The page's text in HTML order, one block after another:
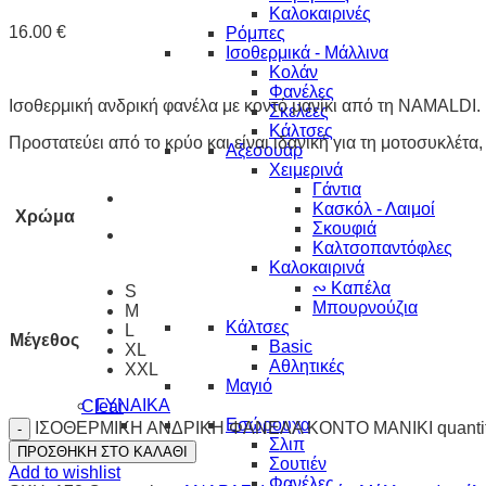
Καλοκαιρινές
Ρόμπες
Ισοθερμικά - Μάλλινα
Κολάν
Φανέλες
Σκελέες
Κάλτσες
Αξεσουάρ
Χειμερινά
Γάντια
Κασκόλ - Λαιμοί
Σκουφιά
Καλτσοπαντόφλες
Καλοκαιρινά
∾ Καπέλα
Μπουρνούζια
Κάλτσες
Basic
Αθλητικές
Μαγιό
ΓΥΝΑΙΚΑ
Εσώρουχα
Σλιπ
Σουτιέν
16.00 €
Ισοθερμική ανδρική φανέλα με κοντό μανίκι από τη NAMALDI.
Προστατεύει από το κρύο και είναι ιδανική για τη
Χρώμα
Μέγεθος
S
M
L
XL
XXL
Clear
ΙΣΟΘΕΡΜΙΚΗ ΑΝΔΡΙΚΗ ΦΑΝΕΛΑ ΚΟΝΤΟ ΜΑΝΙΚΙ
ΠΡΟΣΘΗΚΗ ΣΤΟ ΚΑΛΑΘΙ
Add to wishlist